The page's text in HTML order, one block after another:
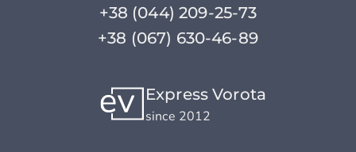
+38 (044) 209-25-73
+38 (067) 630-46-89
Express Vorota
since 2012